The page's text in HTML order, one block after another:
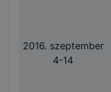
2016. szeptember
4-14